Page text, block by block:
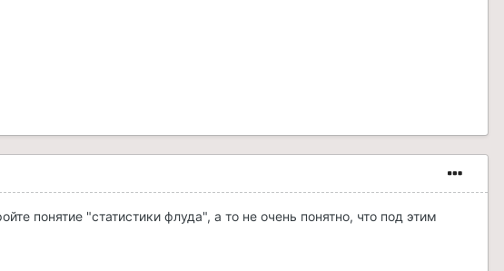
понятие "статистики флуда", а то не очень понятно, что под этим